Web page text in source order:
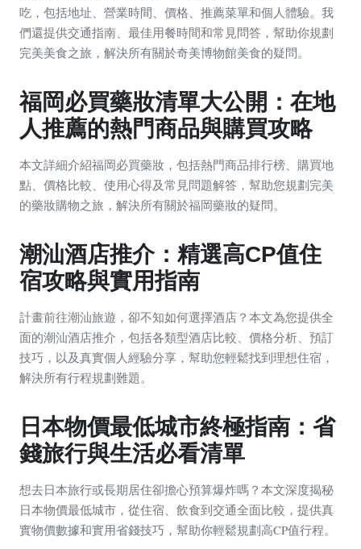
吃，包括地址、營業時間、價格、推薦菜單和個人體驗。我
們還提供交通指南、最佳用餐時間和常見問答，幫助你規劃
完美美食之旅，解決所有關於奇美博物館美食的疑問。
福岡必買藥妝清單大公開：在地
人推薦的熱門商品與購買攻略
本文詳細介紹福岡必買藥妝，包括熱門商品排行榜、購買地
點、價格比較、使用心得及常見問題解答，幫助您規劃完美
的藥妝購物之旅，解決所有關於福岡藥妝的疑問。
潮汕酒店推介：精選高CP值住
宿攻略與實用指南
計畫前往潮汕旅遊，卻不知如何選擇酒店？本文為您提供全
面的潮汕酒店推介，包括各類型酒店比較、價格分析、預訂
技巧，以及真實個人經驗分享，幫助您輕鬆找到理想住宿，
解決所有行程規劃難題。
日本物價最低城市終極指南：省
錢旅行與生活必看清單
想去日本旅行或長期居住卻擔心預算爆炸嗎？本文深度揭秘
日本物價最低城市，從住宿、飲食到交通全面比較，提供真
實物價數據和實用省錢技巧，幫助你輕鬆規劃高CP值行程。